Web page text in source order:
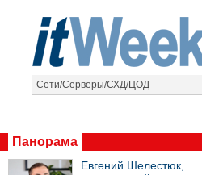
Сети/Серверы/СХД/ЦОД
Панорама
Евгений Шелестюк,